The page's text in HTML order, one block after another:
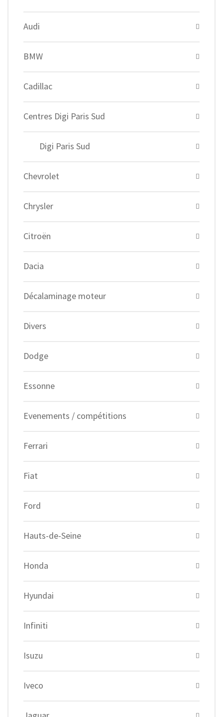
Audi
BMW
Cadillac
Centres Digi Paris Sud
Digi Paris Sud
Chevrolet
Chrysler
Citroën
Dacia
Décalaminage moteur
Divers
Dodge
Essonne
Evenements / compétitions
Ferrari
Fiat
Ford
Hauts-de-Seine
Honda
Hyundai
Infiniti
Isuzu
Iveco